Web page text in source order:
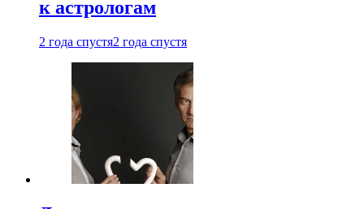
к астрологам
2 года спустя2 года спустя